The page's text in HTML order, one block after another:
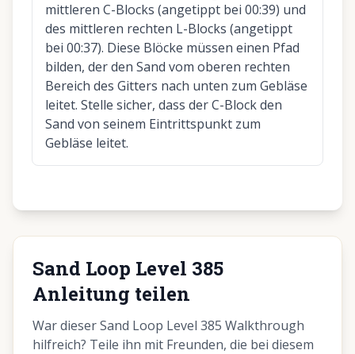
mittleren C-Blocks (angetippt bei 00:39) und
des mittleren rechten L-Blocks (angetippt
bei 00:37). Diese Blöcke müssen einen Pfad
bilden, der den Sand vom oberen rechten
Bereich des Gitters nach unten zum Gebläse
leitet. Stelle sicher, dass der C-Block den
Sand von seinem Eintrittspunkt zum
Gebläse leitet.
Sand Loop Level 385
Anleitung teilen
War dieser Sand Loop Level 385 Walkthrough
hilfreich? Teile ihn mit Freunden, die bei diesem